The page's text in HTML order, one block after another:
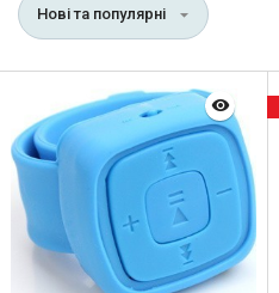
Нові та популярні